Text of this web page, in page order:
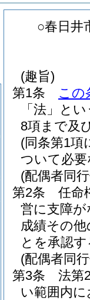
○春日井
(趣旨)
第1条
この
「法」と
8項まで及
(同条第1項
ついて必
(配偶者同
第2条
任命
営に支障
成績その
とを承認
(配偶者同
第3条
法第
い範囲内